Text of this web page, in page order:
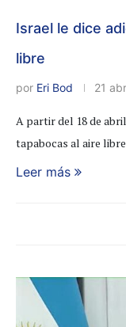
Israel le dice
libre
por Eri Bod 21
A partir del 18 de
tapabocas al aire
Leer más